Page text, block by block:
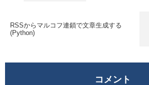
RSSからマルコフ連鎖で文章生成する
(Python)
コメント